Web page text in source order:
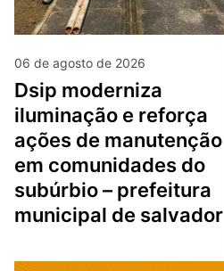
06 de agosto de 2026
dsip moderniza
iluminação e reforça
ações de manutenção
em comunidades do
subúrbio – prefeitura
municipal de salvador